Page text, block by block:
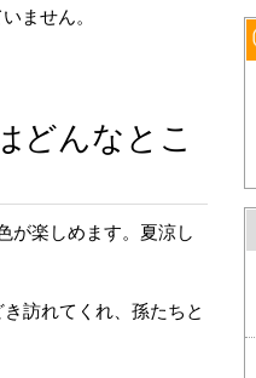
ません。
どんなとこ
が楽しめます。夏涼し
訪れてくれ、孫たちと